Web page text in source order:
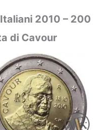
2010 – 200
di Cavour